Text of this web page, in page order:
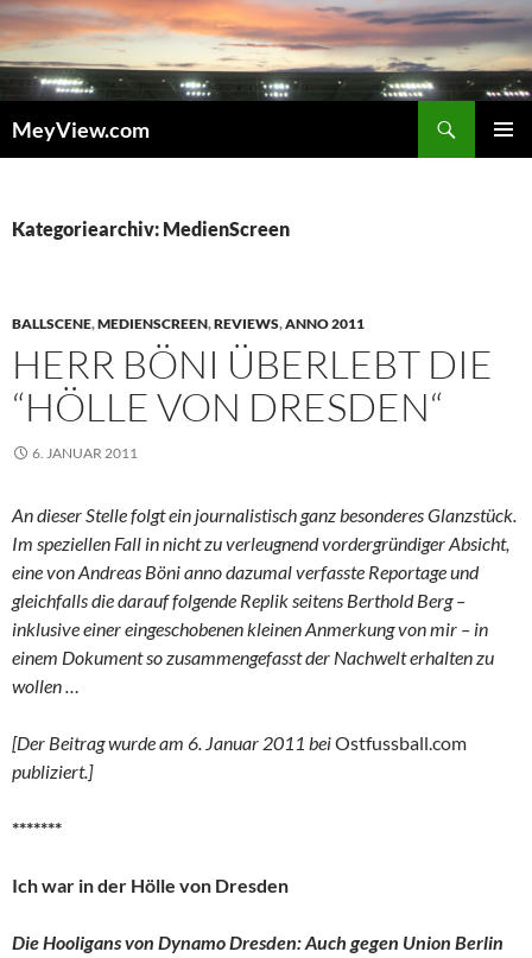
Zum
Inhalt
springen
MeyView.com
Kategoriearchiv: MedienScreen
BALLSCENE,MEDIENSCREEN,REVIEWS,ANNO 2011
HERR BÖNI ÜBERLEBT DIE
“HÖLLE VON DRESDEN“
6. JANUAR 2011
An dieser Stelle folgt ein journalistisch ganz besonderes Glanzstück.
Im speziellen Fall in nicht zu verleugnend vordergründiger Absicht,
eine von Andreas Böni anno dazumal verfasste Reportage und
gleichfalls die darauf folgende Replik seitens Berthold Berg –
inklusive einer eingeschobenen kleinen Anmerkung von mir – in
einem Dokument so zusammengefasst der Nachwelt erhalten zu
wollen …
[Der Beitrag wurde am 6. Januar 2011 beiOstfussball.com
publiziert.]
*******
Ich war in der Hölle von Dresden
Die Hooligans von Dynamo Dresden: Auch gegen Union Berlin